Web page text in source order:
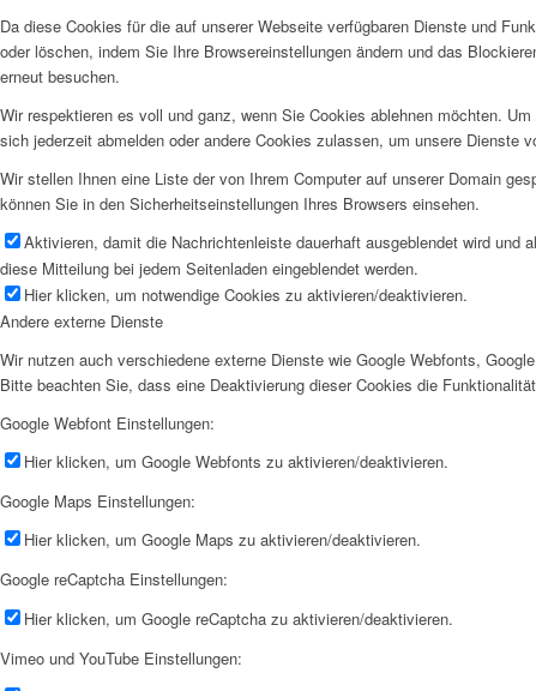
Da diese Cookies für die auf unserer Webseite verfügbaren Dienste und
oder löschen, indem Sie Ihre Browsereinstellungen ändern und das
erneut besuchen.
Wir respektieren es voll und ganz, wenn Sie Cookies ablehnen möchten.
sich jederzeit abmelden oder andere Cookies zulassen, um unsere Dienste
Wir stellen Ihnen eine Liste der von Ihrem Computer auf unserer Domain
können Sie in den Sicherheitseinstellungen Ihres Browsers einsehen.
Aktivieren, damit die Nachrichtenleiste dauerhaft ausgeblendet wird
diese Mitteilung bei jedem Seitenladen eingeblendet werden.
Hier klicken, um notwendige Cookies zu aktivieren/deaktivieren.
Andere externe Dienste
Wir nutzen auch verschiedene externe Dienste wie Google Webfonts,
Bitte beachten Sie, dass eine Deaktivierung dieser Cookies die
Google Webfont Einstellungen:
Hier klicken, um Google Webfonts zu aktivieren/deaktivieren.
Google Maps Einstellungen:
Hier klicken, um Google Maps zu aktivieren/deaktivieren.
Google reCaptcha Einstellungen:
Hier klicken, um Google reCaptcha zu aktivieren/deaktivieren.
Vimeo und YouTube Einstellungen: